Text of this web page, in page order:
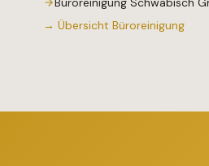
→ Übersicht Büroreinigung